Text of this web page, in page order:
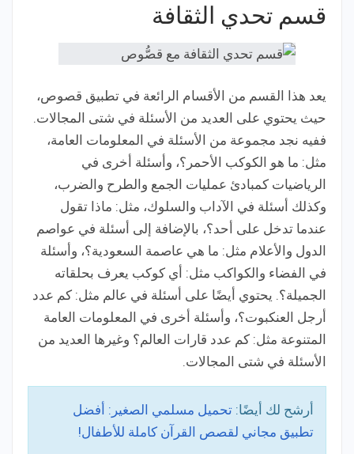
قسم تحدي الثقافة
يعد هذا القسم من الأقسام الرائعة في تطبيق قصوص،
حيث يحتوي على العديد من الأسئلة في شتى المجالات.
ففيه نجد مجموعة من الأسئلة في المعلومات العامة،
مثل: ما هو الكوكب الأحمر؟، وأسئلة أخرى في
الرياضيات كمبادئ عمليات الجمع والطرح والضرب،
وكذلك أسئلة في الآداب والسلوك، مثل: ماذا تقول
عندما تدخل على أحد؟، بالإضافة إلى أسئلة في عواصم
الدول والأعلام مثل: ما هي عاصمة السعودية؟، وأسئلة
في الفضاء والكواكب مثل: أي كوكب يعرف بحلقاته
الجميلة؟. يحتوي أيضًا على أسئلة في عالم مثل: كم عدد
أرجل العنكبوت؟، وأسئلة أخرى في المعلومات العامة
المتنوعة مثل: كم عدد قارات العالم؟ وغيرها العديد من
الأسئلة في شتى المجالات.
أرشح لك أيضًا: تحميل مسلمي الصغير: أفضل
تطبيق مجاني لقصص القرآن كاملة للأطفال!